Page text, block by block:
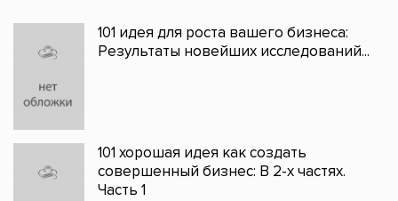
101 идея для роста вашего бизнеса:
Результаты новейших исследований...
101 хорошая идея как создать
совершенный бизнес: В 2-х частях.
Часть 1